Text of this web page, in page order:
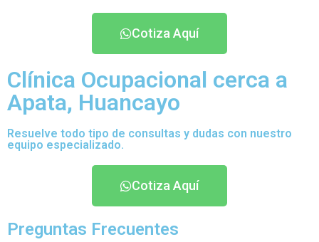
Cotiza Aquí
Clínica Ocupacional cerca a
Apata, Huancayo
Resuelve todo tipo de consultas y dudas con nuestro
equipo especializado.
Cotiza Aquí
Preguntas Frecuentes